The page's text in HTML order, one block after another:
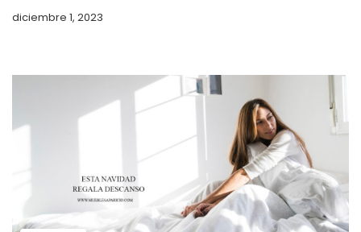
diciembre 1, 2023